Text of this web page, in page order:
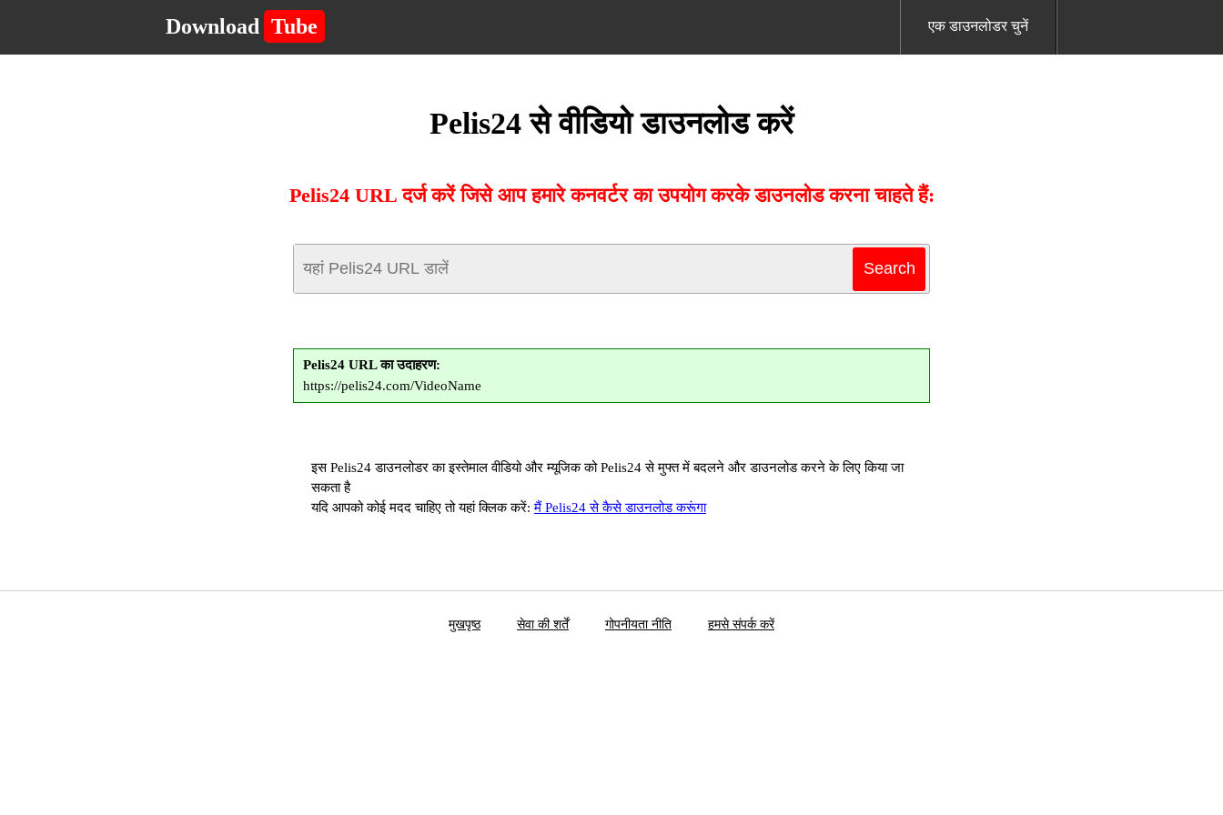
Download Tube एक डाउनलोडर चुनें
Pelis24 से वीडियो डाउनलोड करें
Pelis24 URL दर्ज करें जिसे आप हमारे कनवर्टर का उपयोग करके डाउनलोड करना चाहते हैं:
Pelis24 URL का उदाहरण:
https://pelis24.com/VideoName
इस Pelis24 डाउनलोडर का इस्तेमाल वीडियो और म्यूजिक को Pelis24 से मुफ्त में बदलने और डाउनलोड करने के लिए किया जा
सकता है
यदि आपको कोई मदद चाहिए तो यहां क्लिक करें:मैं Pelis24 से कैसे डाउनलोड करूंगा
मुखपृष्ठ सेवा की शर्तें गोपनीयता नीति हमसे संपर्क करें